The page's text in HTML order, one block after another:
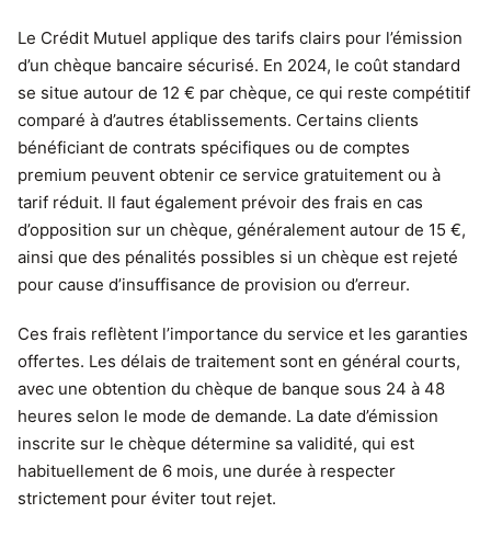
Le Crédit Mutuel applique des tarifs clairs pour l’émission
d’un chèque bancaire sécurisé. En 2024, le coût standard
se situe autour de 12 € par chèque, ce qui reste compétitif
comparé à d’autres établissements. Certains clients
bénéficiant de contrats spécifiques ou de comptes
premium peuvent obtenir ce service gratuitement ou à
tarif réduit. Il faut également prévoir des frais en cas
d’opposition sur un chèque, généralement autour de 15 €,
ainsi que des pénalités possibles si un chèque est rejeté
pour cause d’insuffisance de provision ou d’erreur.
Ces frais reflètent l’importance du service et les garanties
offertes. Les délais de traitement sont en général courts,
avec une obtention du chèque de banque sous 24 à 48
heures selon le mode de demande. La date d’émission
inscrite sur le chèque détermine sa validité, qui est
habituellement de 6 mois, une durée à respecter
strictement pour éviter tout rejet.